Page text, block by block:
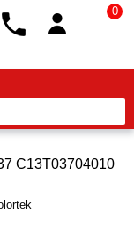
0
C13T03704010